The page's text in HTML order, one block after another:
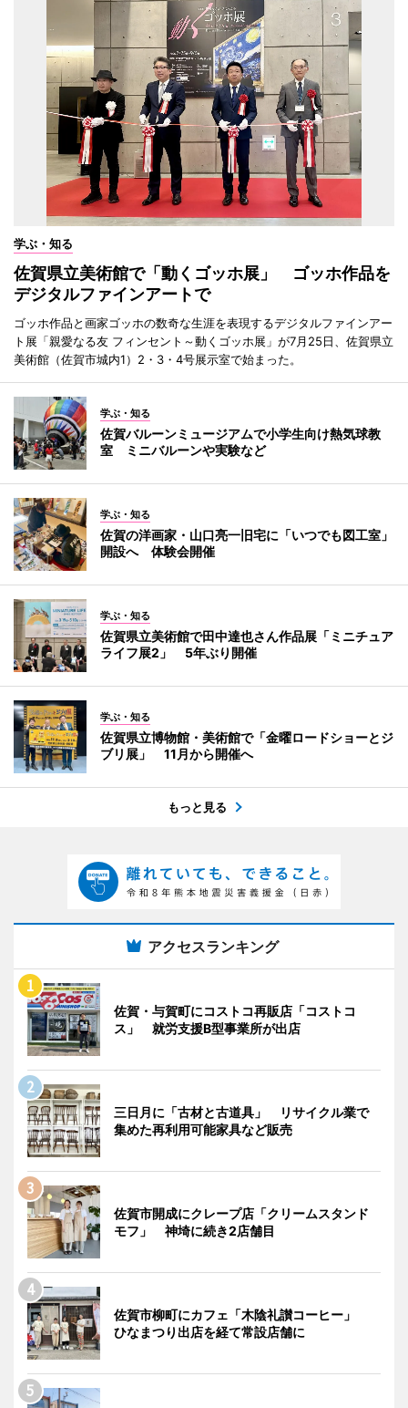
学ぶ・知る
佐賀県立美術館で「動くゴッホ展」 ゴッホ作品を
デジタルファインアートで
ゴッホ作品と画家ゴッホの数奇な生涯を表現するデジタルファインアー
ト展「親愛なる友 フィンセント～動くゴッホ展」が7月25日、佐賀県立
美術館（佐賀市城内1）2・3・4号展示室で始まった。
学ぶ・知る
佐賀バルーンミュージアムで小学生向け熱気球教
室 ミニバルーンや実験など
学ぶ・知る
佐賀の洋画家・山口亮一旧宅に「いつでも図工室」
開設へ 体験会開催
学ぶ・知る
佐賀県立美術館で田中達也さん作品展「ミニチュア
ライフ展2」 5年ぶり開催
学ぶ・知る
佐賀県立博物館・美術館で「金曜ロードショーとジ
ブリ展」 11月から開催へ
もっと見る
アクセスランキング
佐賀・与賀町にコストコ再販店「コストコ
ス」 就労支援B型事業所が出店
三日月に「古材と古道具」 リサイクル業で
集めた再利用可能家具など販売
佐賀市開成にクレープ店「クリームスタンド
モフ」 神埼に続き2店舗目
佐賀市柳町にカフェ「木陰礼讃コーヒー」
ひなまつり出店を経て常設店舗に